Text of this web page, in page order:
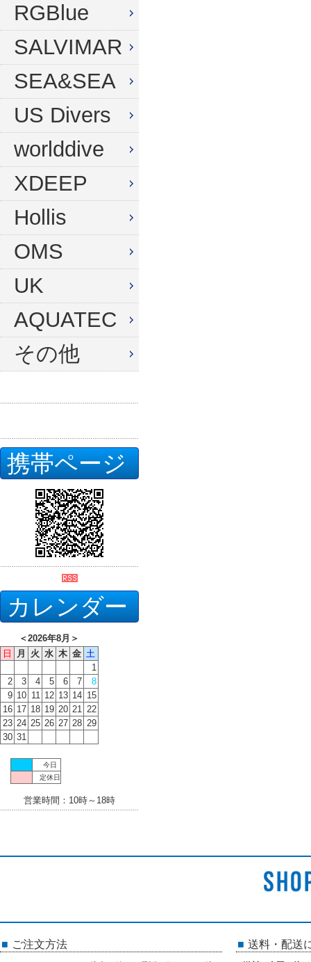
RGBlue
SALVIMAR
SEA&SEA
US Divers
worlddive
XDEEP
Hollis
OMS
UK
AQUATEC
その他
携帯ページ
カレンダー
＜2026年8月 ＞
日
月 火 水 木 金 土
1
2
3 4 5 6 7
8
9 10 11 12 13 14 15
16 17 18 19 20 21 22
23 24 25 26 27 28 29
30 31
今日
定休日
営業時間：10時～18時
ご注文方法 送料・配送